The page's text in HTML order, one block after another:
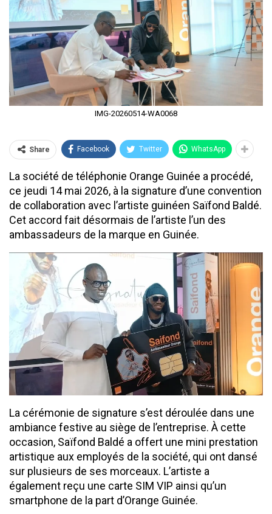
IMG-20260514-WA0068
Share Facebook Twitter WhatsApp
La société de téléphonie Orange Guinée a procédé,
ce jeudi 14 mai 2026, à la signature d’une convention
de collaboration avec l’artiste guinéen Saïfond Baldé.
Cet accord fait désormais de l’artiste l’un des
ambassadeurs de la marque en Guinée.
La cérémonie de signature s’est déroulée dans une
ambiance festive au siège de l’entreprise. À cette
occasion, Saïfond Baldé a offert une mini prestation
artistique aux employés de la société, qui ont dansé
sur plusieurs de ses morceaux. L’artiste a
également reçu une carte SIM VIP ainsi qu’un
smartphone de la part d’Orange Guinée.